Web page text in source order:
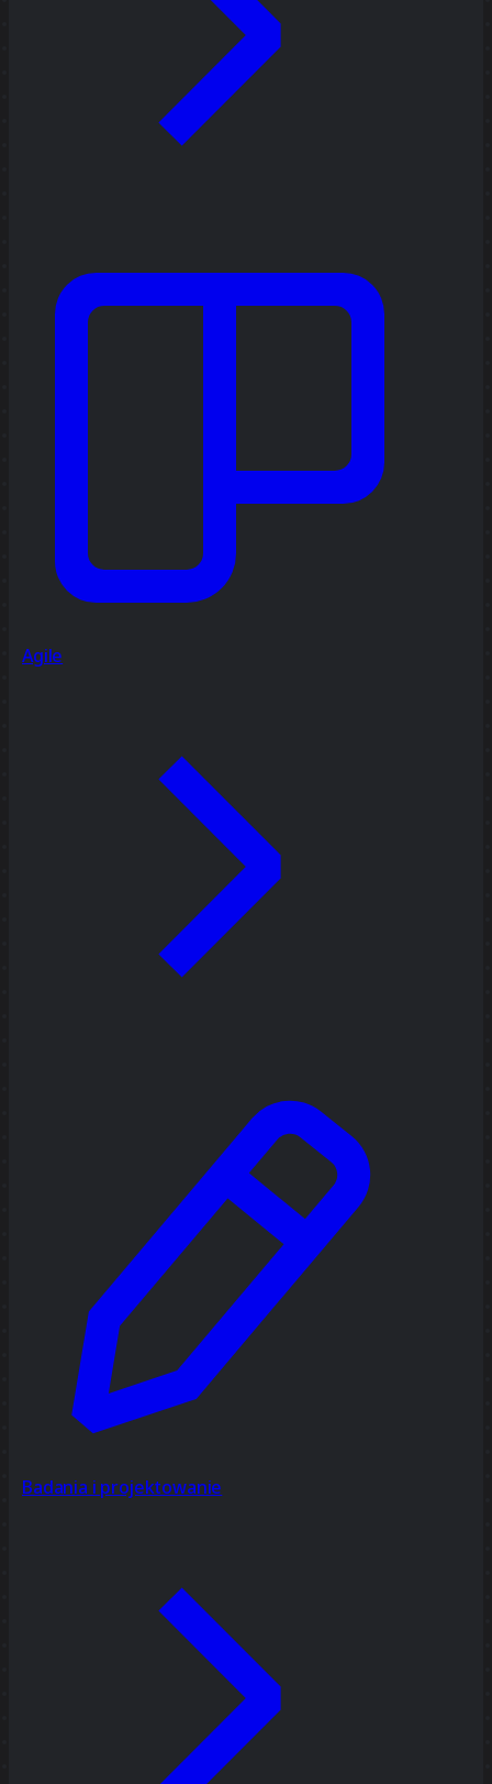
Agile
Badania i projektowanie